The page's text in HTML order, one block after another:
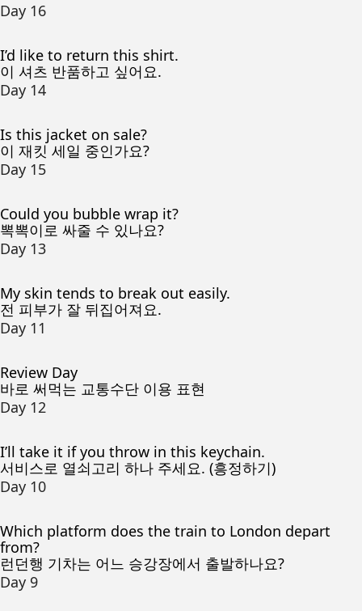
Day 16
I’d like to return this shirt.
이 셔츠 반품하고 싶어요.
Day 14
Is this jacket on sale?
이 재킷 세일 중인가요?
Day 15
Could you bubble wrap it?
뽁뽁이로 싸줄 수 있나요?
Day 13
My skin tends to break out easily.
전 피부가 잘 뒤집어져요.
Day 11
Review Day
바로 써먹는 교통수단 이용 표현
Day 12
I’ll take it if you throw in this keychain.
서비스로 열쇠고리 하나 주세요. (흥정하기)
Day 10
Which platform does the train to London depart
from?
런던행 기차는 어느 승강장에서 출발하나요?
Day 9